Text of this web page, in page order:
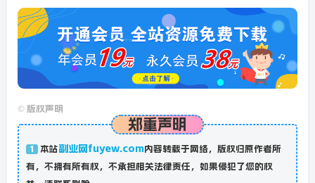
© 版权声明
郑重声明
1 本站副业网fuyew.com内容转载于网络，版权归原作者所
有，不拥有所有权，不承担相关法律责任，如果侵犯了您的权